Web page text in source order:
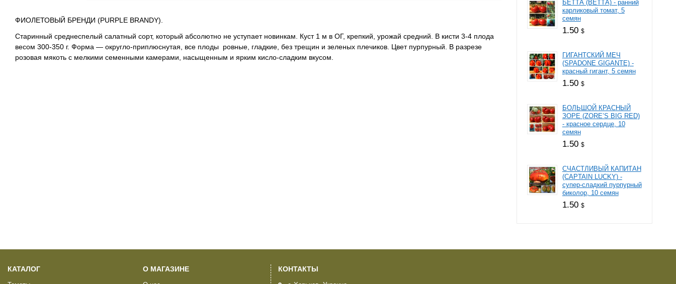
ФИОЛЕТОВЫЙ БРЕНДИ (PURPLE BRANDY).
Старинный среднеспелый салатный сорт, который абсолютно не уступает новинкам. Куст 1 м в ОГ, крепкий, урожай средний. В кисти 3-4 плода
весом 300-350 г. Форма — округло-приплюснутая, все плоды ровные, гладкие, без трещин и зеленых плечиков. Цвет пурпурный. В разрезе
розовая мякоть с мелкими семенными камерами, насыщенным и ярким кисло-сладким вкусом.
БЕТТА (BЕТТА) - ранний
карликовый томат, 5
семян
1.50 $
ГИГАНТСКИЙ МЕЧ
(SPADONE GIGANTE) -
красный гигант, 5 семян
1.50 $
БОЛЬШОЙ КРАСНЫЙ
ЗОРЕ (ZORE’S BIG RED)
- красное сердце, 10
семян
1.50 $
СЧАСТЛИВЫЙ КАПИТАН
(СAPTAIN LUCKY) -
супер-сладкий пурпурный
биколор, 10 семян
1.50 $
КАТАЛОГ О МАГАЗИНЕ КОНТАКТЫ